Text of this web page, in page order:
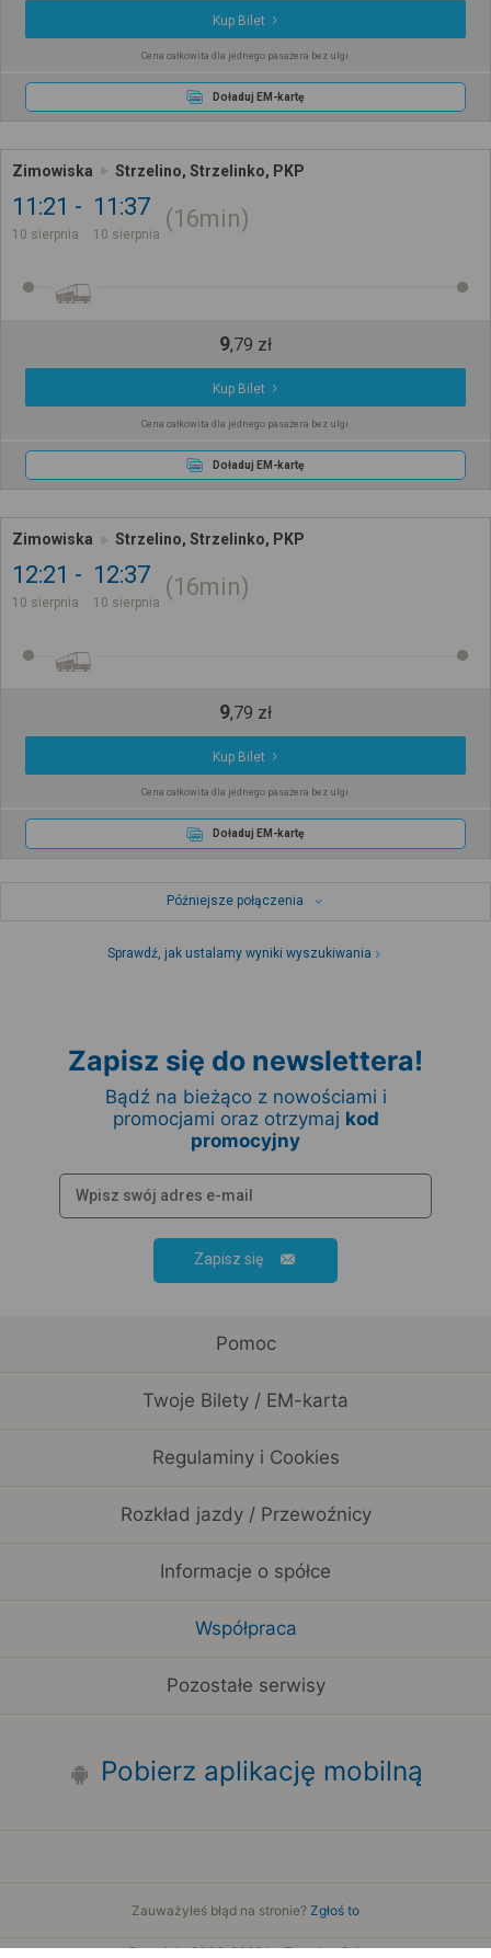
Kup Bilet
Cena całkowita dla jednego pasażera bez ulgi
Doładuj EM-kartę
Zimowiska Strzelino, Strzelinko, PKP
11:21
10 sierpnia
11:37
10 sierpnia
16min
9,79 zł
Kup Bilet
Cena całkowita dla jednego pasażera bez ulgi
Doładuj EM-kartę
Zimowiska Strzelino, Strzelinko, PKP
12:21
10 sierpnia
12:37
10 sierpnia
16min
9,79 zł
Kup Bilet
Cena całkowita dla jednego pasażera bez ulgi
Doładuj EM-kartę
Późniejsze połączenia
Sprawdź, jak ustalamy wyniki wyszukiwania
Zapisz się do newslettera!
Bądź na bieżąco z nowościami i
promocjami oraz otrzymaj kod
promocyjny
Zapisz się
Pomoc
Twoje Bilety / EM-karta
Regulaminy i Cookies
Rozkład jazdy / Przewoźnicy
Informacje o spółce
Współpraca
Pozostałe serwisy
Pobierz aplikację mobilną
Zauważyłeś błąd na stronie? Zgłoś to
Copyright 2006-2026 by Teroplan S.A.